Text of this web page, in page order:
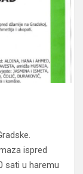
ispred
sati u haremu